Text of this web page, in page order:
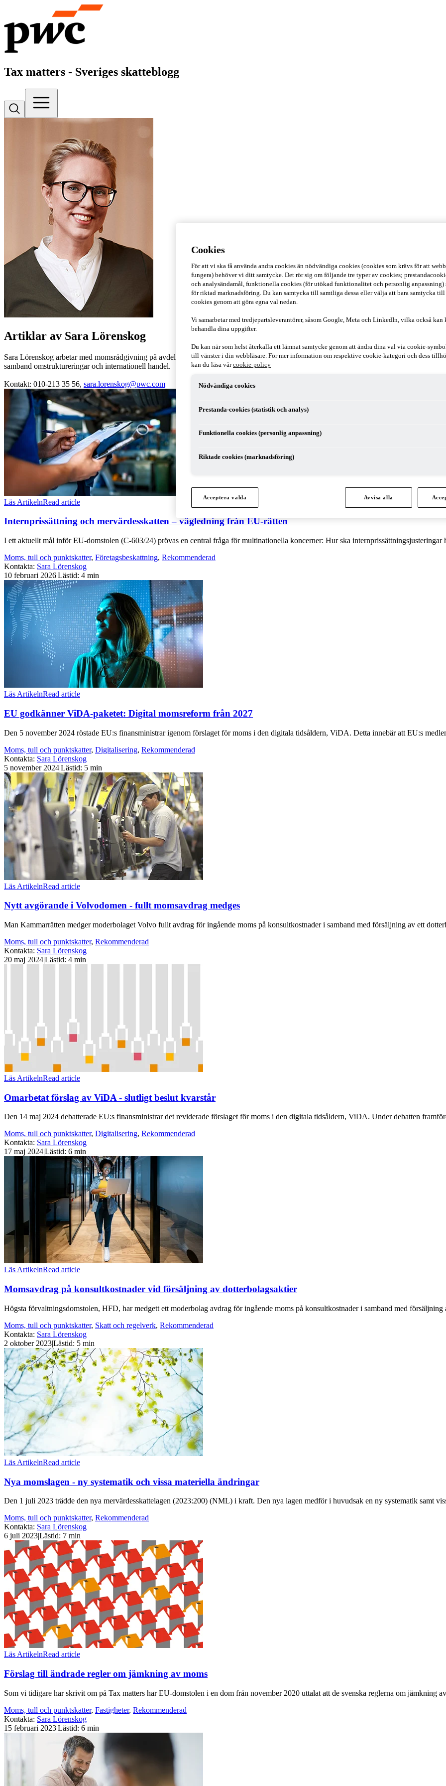
Tax matters - Sveriges skatteblogg
Artiklar av Sara Lörenskog
Sara Lörenskog arbetar med momsrådgivning på avdelningen för indirekta skatter på PwC:s kontor i Stockholm. Sara jobbar i huvudsak
samband omstruktureringar och internationell handel.
Kontakt: 010-213 35 56, sara.lorenskog@pwc.com
Läs ArtikelnRead article
Internprissättning och mervärdesskatten – vägledning från EU-rätten
I ett aktuellt mål inför EU-domstolen (C-603/24) prövas en central fråga för multinationella koncerner: Hur ska internprissättningsjusteringar
Moms, tull och punktskatter, Företagsbeskattning, Rekommenderad
Kontakta: Sara Lörenskog
10 februari 2026|Lästid: 4 min
Läs ArtikelnRead article
EU godkänner ViDA-paketet: Digital momsreform från 2027
Den 5 november 2024 röstade EU:s finansministrar igenom förslaget för moms i den digitala tidsåldern, ViDA. Detta innebär att EU:s
Moms, tull och punktskatter, Digitalisering, Rekommenderad
Kontakta: Sara Lörenskog
5 november 2024|Lästid: 5 min
Läs ArtikelnRead article
Nytt avgörande i Volvodomen - fullt momsavdrag medges
Man Kammarrätten medger moderbolaget Volvo fullt avdrag för ingående moms på konsultkostnader i samband med försäljning av ett
Moms, tull och punktskatter, Rekommenderad
Kontakta: Sara Lörenskog
20 maj 2024|Lästid: 4 min
Läs ArtikelnRead article
Omarbetat förslag av ViDA - slutligt beslut kvarstår
Den 14 maj 2024 debatterade EU:s finansministrar det reviderade förslaget för moms i den digitala tidsåldern, ViDA. Under debatten
Moms, tull och punktskatter, Digitalisering, Rekommenderad
Kontakta: Sara Lörenskog
17 maj 2024|Lästid: 6 min
Läs ArtikelnRead article
Momsavdrag på konsultkostnader vid försäljning av dotterbolagsaktier
Högsta förvaltningsdomstolen, HFD, har medgett ett moderbolag avdrag för ingående moms på konsultkostnader i samband med
Moms, tull och punktskatter, Skatt och regelverk, Rekommenderad
Kontakta: Sara Lörenskog
2 oktober 2023|Lästid: 5 min
Läs ArtikelnRead article
Nya momslagen - ny systematik och vissa materiella ändringar
Den 1 juli 2023 trädde den nya mervärdesskattelagen (2023:200) (NML) i kraft. Den nya lagen medför i huvudsak en ny systematik samt
Moms, tull och punktskatter, Rekommenderad
Kontakta: Sara Lörenskog
6 juli 2023|Lästid: 7 min
Läs ArtikelnRead article
Förslag till ändrade regler om jämkning av moms
Som vi tidigare har skrivit om på Tax matters har EU-domstolen i en dom från november 2020 uttalat att de svenska reglerna om jämkning
Moms, tull och punktskatter, Fastigheter, Rekommenderad
Kontakta: Sara Lörenskog
15 februari 2023|Lästid: 6 min
Cookies
För att vi ska få använda andra cookies än nödvändiga cookies (cookies som krävs för att
fungera) behöver vi ditt samtycke. Det rör sig om följande tre typer av cookies;
och analysändamål, funktionella cookies (för utökad funktionalitet och personlig anpassning)
för riktad marknadsföring. Du kan samtycka till samtliga dessa eller välja att bara samtycka
cookies genom att göra egna val nedan.
Vi samarbetar med tredjepartsleverantörer, såsom Google, Meta och LinkedIn, vilka också kan
behandla dina uppgifter.
Du kan när som helst återkalla ett lämnat samtycke genom att ändra dina val via cookie-
till vänster i din webbläsare. För mer information om respektive cookie-kategori och dess
kan du läsa vårcookie-policy
Nödvändiga cookies
Prestanda-cookies (statistik och analys)
Funktionella cookies (personlig anpassning)
Riktade cookies (marknadsföring)
Acceptera valda Avvisa alla